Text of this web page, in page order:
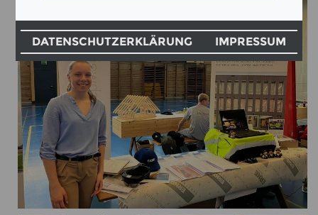
DATENSCHUTZERKLÄRUNG IMPRESSUM